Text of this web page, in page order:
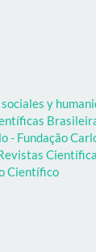
y
- Fundação
Científico